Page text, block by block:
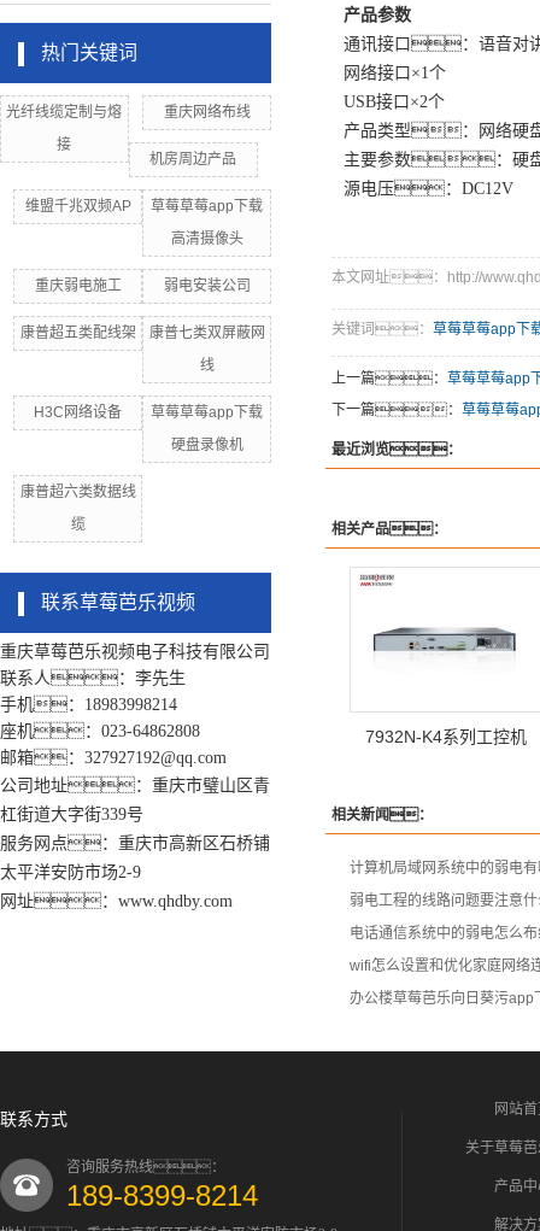
热门关键词
光纤线缆定制与熔
接
重庆网络布线
机房周边产品
维盟千兆双频AP
草莓草莓app下载
高清摄像头
重庆弱电施工 弱电安装公司
康普超五类配线架
康普七类双屏蔽网
线
H3C网络设备
草莓草莓app下载
硬盘录像机
康普超六类数据线
缆
联系草莓芭乐视频
重庆草莓芭乐视频电子科技有限公司
联系人：李先生
手机：18983998214
座机：023-64862808
邮箱：327927192@qq.com
公司地址：重庆市璧山区青
杠街道大字街339号
服务网点：重庆市高新区石桥铺
太平洋安防市场2-9
网址：www.qhdby.com
产品参数
通讯接口：语音对
网络接口×1个
USB接口×2个
产品类型：网络硬
主要参数：硬盘
源电压：DC12V
本文网址：http://
关键词： 草莓草莓app下
上一篇： 草莓草莓app
下一篇： 草莓草莓
最近浏览：
相关产品：
7932N-K4系列工控机
相关新闻：
计算机局域网系统中的弱电
弱电工程的线路问题要注意
电话通信系统中的弱电怎么
wifi怎么设置和优化家庭网络
办公楼草莓芭乐向日葵污app
联系方式
咨询服务热线：
189-8399-8214
网站
关于草莓
产品
解决